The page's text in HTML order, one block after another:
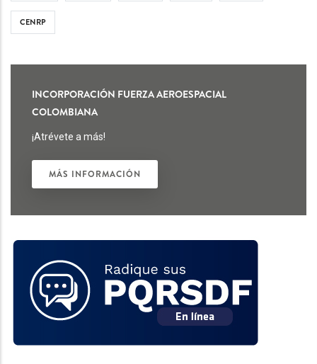
CENRP
INCORPORACIÓN FUERZA AEROESPACIAL
COLOMBIANA
¡Atrévete a más!
MÁS INFORMACIÓN